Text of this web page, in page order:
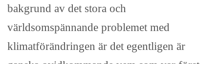
bakgrund av det stora och
världsomspännande problemet med
klimatförändringen är det egentligen är